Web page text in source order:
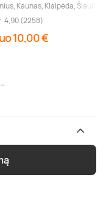
Kaunas, Klaipėda, Šiauliai
4,90 (2258)
10,00 €